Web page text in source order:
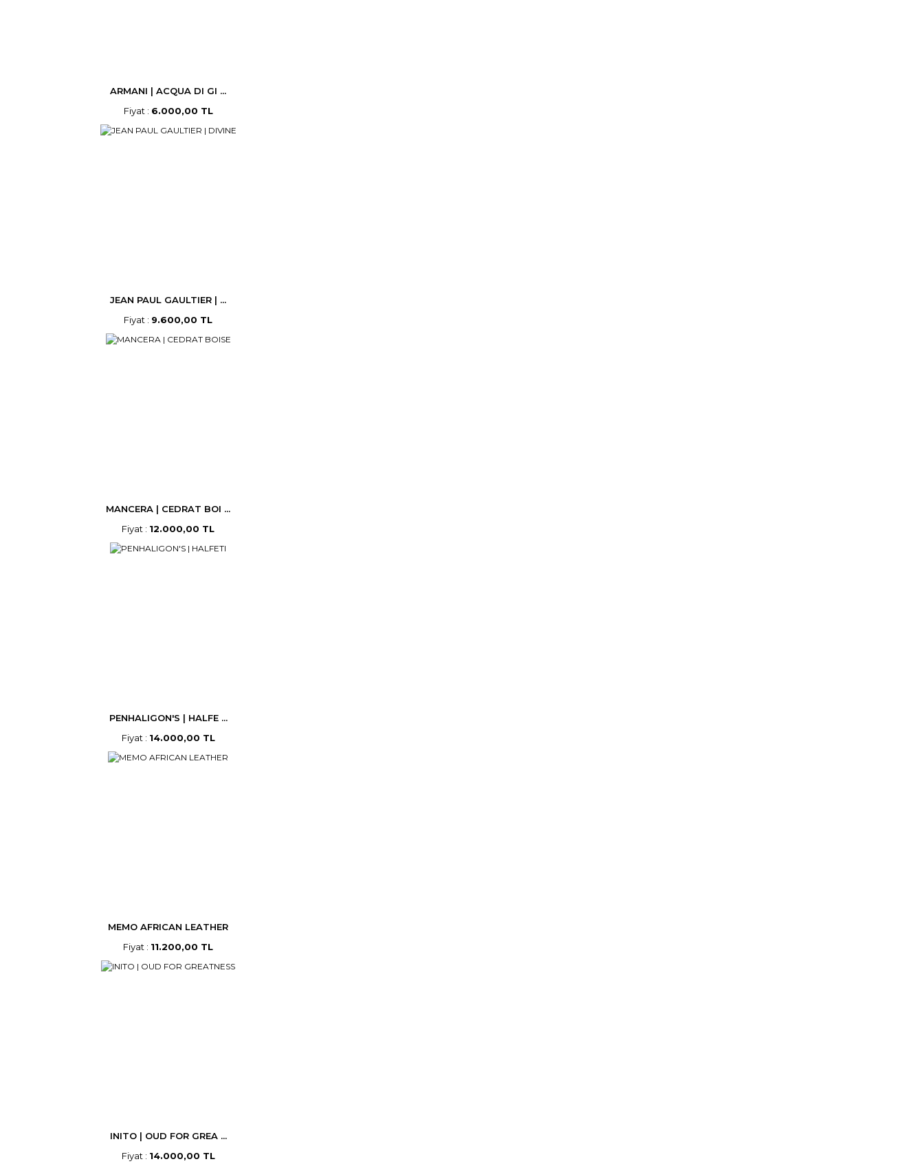
ARMANI | ACQUA DI GI ...
Fiyat : 6.000,00 TL
JEAN PAUL GAULTIER | ...
Fiyat : 9.600,00 TL
MANCERA | CEDRAT BOI ...
Fiyat : 12.000,00 TL
PENHALIGON'S | HALFE ...
Fiyat : 14.000,00 TL
MEMO AFRICAN LEATHER
Fiyat : 11.200,00 TL
INITO | OUD FOR GREA ...
Fiyat : 14.000,00 TL